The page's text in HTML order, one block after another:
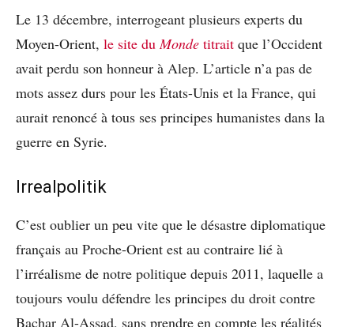
Le 13 décembre, interrogeant plusieurs experts du
Moyen-Orient, le site du Monde titrait que l’Occident
avait perdu son honneur à Alep. L’article n’a pas de
mots assez durs pour les États-Unis et la France, qui
aurait renoncé à tous ses principes humanistes dans la
guerre en Syrie.
Irrealpolitik
C’est oublier un peu vite que le désastre diplomatique
français au Proche-Orient est au contraire lié à
l’irréalisme de notre politique depuis 2011, laquelle a
toujours voulu défendre les principes du droit contre
Bachar Al-Assad, sans prendre en compte les réalités